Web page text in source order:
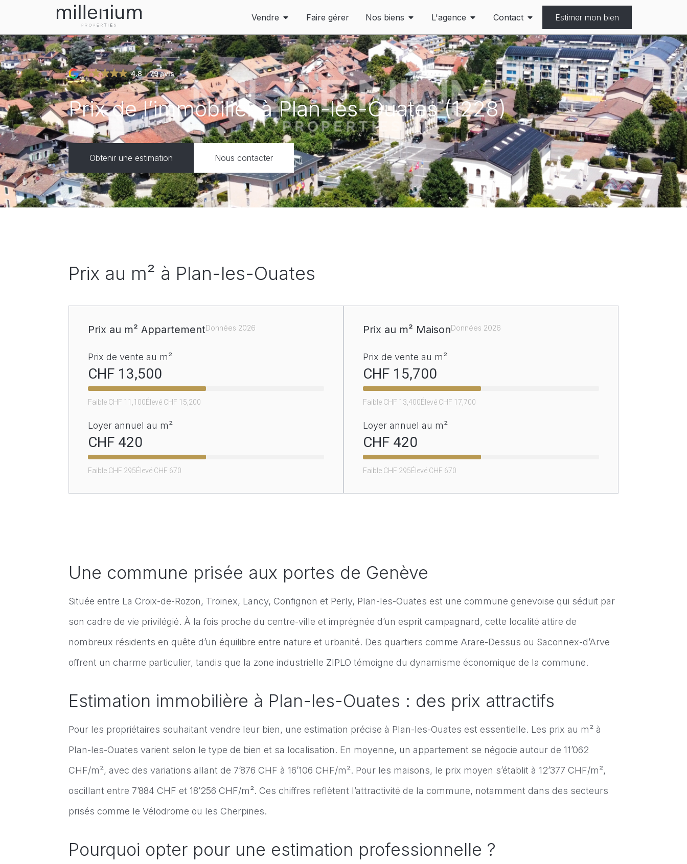
Estimer mon bien
Vendre Faire gérer Nos biens L'agence Contact
4.8 79 avis
Prix de l’immobilier à Plan-les-Ouates (1228)
Obtenir une estimation Nous contacter
Prix au m² à Plan-les-Ouates
Prix au m² AppartementDonnées 2026
Prix de vente au m²
CHF 13,500
Faible CHF 11,100Élevé CHF 15,200
Loyer annuel au m²
CHF 420
Faible CHF 295Élevé CHF 670
Prix au m² MaisonDonnées 2026
Prix de vente au m²
CHF 15,700
Faible CHF 13,400Élevé CHF 17,700
Loyer annuel au m²
CHF 420
Faible CHF 295Élevé CHF 670
Une commune prisée aux portes de Genève
Située entre La Croix-de-Rozon, Troinex, Lancy, Confignon et Perly, Plan-les-Ouates est une commune genevoise qui séduit par
son cadre de vie privilégié. À la fois proche du centre-ville et imprégnée d’un esprit campagnard, cette localité attire de
nombreux résidents en quête d’un équilibre entre nature et urbanité. Des quartiers comme Arare-Dessus ou Saconnex-d’Arve
offrent un charme particulier, tandis que la zone industrielle ZIPLO témoigne du dynamisme économique de la commune.
Estimation immobilière à Plan-les-Ouates : des prix attractifs
Pour les propriétaires souhaitant vendre leur bien, une estimation précise à Plan-les-Ouates est essentielle. Les prix au m² à
Plan-les-Ouates varient selon le type de bien et sa localisation. En moyenne, un appartement se négocie autour de 11’062
CHF/m², avec des variations allant de 7’876 CHF à 16’106 CHF/m². Pour les maisons, le prix moyen s’établit à 12’377 CHF/m²,
oscillant entre 7’884 CHF et 18’256 CHF/m². Ces chiffres reflètent l’attractivité de la commune, notamment dans des secteurs
prisés comme le Vélodrome ou les Cherpines.
Pourquoi opter pour une estimation professionnelle ?